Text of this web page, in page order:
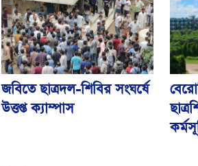
জবিতে ছাত্রদল-শিবির সংঘর্ষে
উত্তপ্ত ক্যাম্পাস